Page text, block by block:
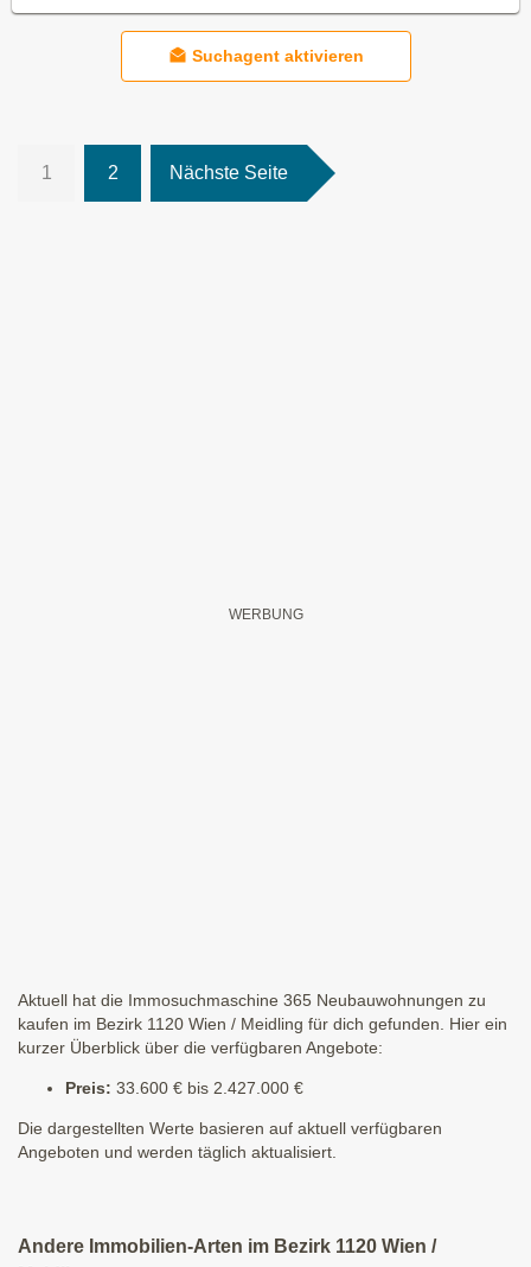
Suchagent aktivieren
1 2 Nächste Seite
Aktuell hat die Immosuchmaschine 365 Neubauwohnungen zu
kaufen im Bezirk 1120 Wien / Meidling für dich gefunden. Hier ein
kurzer Überblick über die verfügbaren Angebote:
Preis: 33.600 € bis 2.427.000 €
Die dargestellten Werte basieren auf aktuell verfügbaren
Angeboten und werden täglich aktualisiert.
Andere Immobilien-Arten im Bezirk 1120 Wien /